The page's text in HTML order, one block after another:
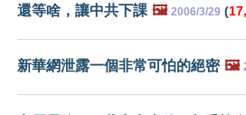
還等啥，讓中共下課 🖼️ 2006/3/29 (
新華網泄露一個非常可怕的絕密 🖼️